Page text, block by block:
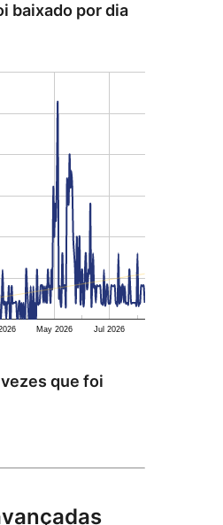
baixado por dia
May 2026 Jul 2026
que foi